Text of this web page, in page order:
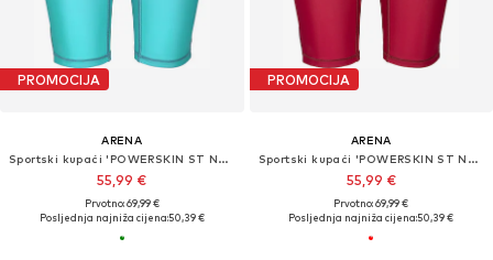
PROMOCIJA
ARENA
Sportski kupaći 'POWERSKIN ST NEXT JAMMER JR'
55,99 €
Prvotno: 69,99 €
Posljednja najniža cijena:50,39 €
PROMOCIJA
ARENA
Sportski kupaći 'POWERSKIN ST NEXT JAMMER JR'
55,99 €
Prvotno: 69,99 €
Posljednja najniža cijena:50,39 €